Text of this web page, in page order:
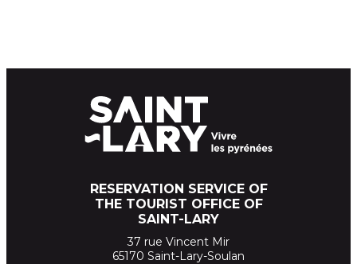
RESERVATION SERVICE OF
THE TOURIST OFFICE OF
SAINT-LARY
37 rue Vincent Mir
65170 Saint-Lary-Soulan